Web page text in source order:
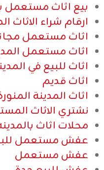
بيع اثاث مستعمل
ارقام شراء
اثاث مستعمل
اثاث مستعمل
اثاث للبيع في
اثاث قديم
اثاث المدينة
نشتري الاثاث
محلات اثاث
عفش مستعمل
عفش مستعمل